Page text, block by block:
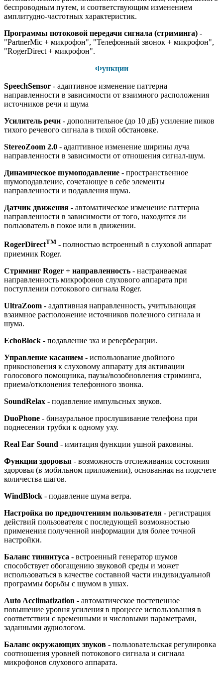
беспроводным путем, и соответствующим изменением
амплитудно-частотных характеристик.
Программы потоковой передачи сигнала (стриминга) -
"PartnerMic + микрофон", "Телефонный звонок + микрофон",
"RogerDirect + микрофон".
Функции
SpeechSensor - адаптивное изменение паттерна
направленности в зависимости от взаимного расположения
источников речи и шума
Усилитель речи - дополнительное (до 10 дБ) усиление пиков
тихого речевого сигнала в тихой обстановке.
StereoZoom 2.0 - адаптивное изменение ширины луча
направленности в зависимости от отношения сигнал-шум.
Динамическое шумоподавление - пространственное
шумоподавление, сочетающее в себе элементы
направленности и подавления шума.
Датчик движения - автоматическое изменение паттерна
направленности в зависимости от того, находится ли
пользователь в покое или в движении.
RogerDirectTM - полностью встроенный в слуховой аппарат
приемник Roger.
Стриминг Roger + направленность - настраиваемая
направленность микрофонов слухового аппарата при
поступлении потокового сигнала Roger.
UltraZoom - адаптивная направленность, учитывающая
взаимное расположение источников полезного сигнала и
шума.
EchoBlock - подавление эха и реверберации.
Управление касанием - использование двойного
прикосновения к слуховому аппарату для активации
голосового помощника, паузы/возобновления стриминга,
приема/отклонения телефонного звонка.
SoundRelax - подавление импульсных звуков.
DuoPhone - бинауральное прослушивание телефона при
поднесении трубки к одному уху.
Real Ear Sound - имитация функции ушной раковины.
Функции здоровья - возможность отслеживания состояния
здоровья (в мобильном приложении), основанная на подсчете
количества шагов.
WindBlock - подавление шума ветра.
Настройка по предпочтениям пользователя - регистрация
действий пользователя с последующей возможностью
применения полученной информации для более точной
настройки.
Баланс тиннитуса - встроенный генератор шумов
способствует обогащению звуковой среды и может
использоваться в качестве составной части индивидуальной
программы борьбы с шумом в ушах.
Auto Acclimatization - автоматическое постепенное
повышение уровня усиления в процессе использования в
соответствии с временными и числовыми параметрами,
заданными аудиологом.
Баланс окружающих звуков - пользовательская регулировка
соотношения уровней потокового сигнала и сигнала
микрофонов слухового аппарата.